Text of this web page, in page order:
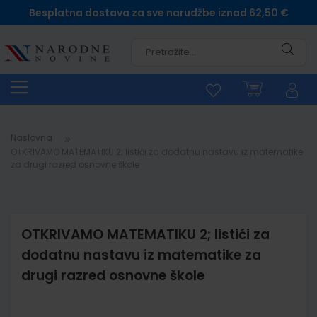
Besplatna dostava za sve narudžbe iznad 62,50 €
Naslovna
OTKRIVAMO MATEMATIKU 2; listići za
dodatnu nastavu iz matematike za
drugi razred osnovne škole